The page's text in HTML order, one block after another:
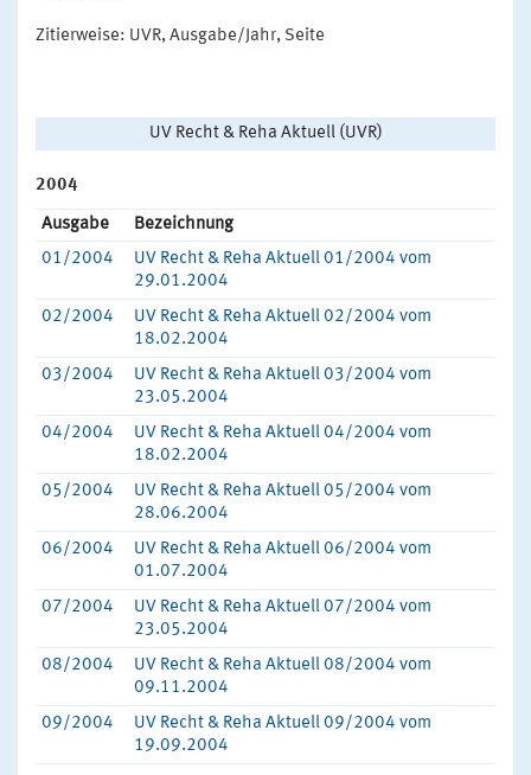
Zitierweise: UVR, Ausgabe/Jahr, Seite
UV Recht & Reha Aktuell (UVR)
2004
Ausgabe
Bezeichnung
01/2004
UV Recht & Reha Aktuell 01/2004 vom
29.01.2004
02/2004
UV Recht & Reha Aktuell 02/2004 vom
18.02.2004
03/2004
UV Recht & Reha Aktuell 03/2004 vom
23.05.2004
04/2004
UV Recht & Reha Aktuell 04/2004 vom
18.02.2004
05/2004
UV Recht & Reha Aktuell 05/2004 vom
28.06.2004
06/2004
UV Recht & Reha Aktuell 06/2004 vom
01.07.2004
07/2004
UV Recht & Reha Aktuell 07/2004 vom
23.05.2004
08/2004
UV Recht & Reha Aktuell 08/2004 vom
09.11.2004
09/2004
UV Recht & Reha Aktuell 09/2004 vom
19.09.2004